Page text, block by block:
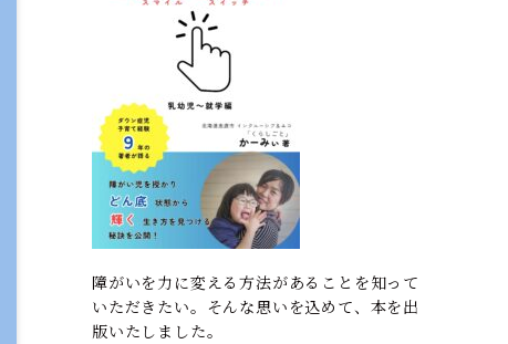
障がいを力に変える方法があることを知って
いただきたい。そんな思いを込めて、本を出
版いたしました。